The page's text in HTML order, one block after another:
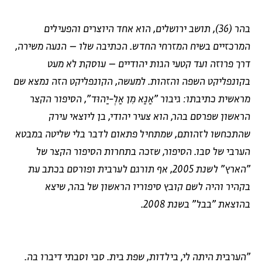
בהר (36), תושב ירושלים, הוא אחד היוצרים והפעילים
המרכזיים בשיח המזרחי החדש. הכתיבה שלו – הנעה משירה,
דרך פרוזה ועד קטעי הגות יהודיים – עוסקת לא מעט
בקונפליקט השפה והזהות. למעשה, הקונפליקט הזה נמצא שם
מראשית כתיבתו: גיבור "אַנַא מִן אַלְ-יַהוּד", הסיפור הקצר
הראשון שפרסם בהר, הוא צעיר יהודי, בן ליוצאי עירק
שהתכחשו לזהותם, שמתחיל פתאום לדבר בלי שליטה במבטא
הערבי של סבו. הסיפור, שזכה בתחרות הסיפור הקצר של
"הארץ" לשנת 2005, אף תורגם לערבית ופורסם בכתב עת
בקהיר והיה לשם קובץ סיפוריו הראשון של בהר, שיצא
בהוצאת "בבל" בשנת 2008.
"הערבית היתה לי, בילדות, שפת בית. סבי וסבתי דיברו בה.